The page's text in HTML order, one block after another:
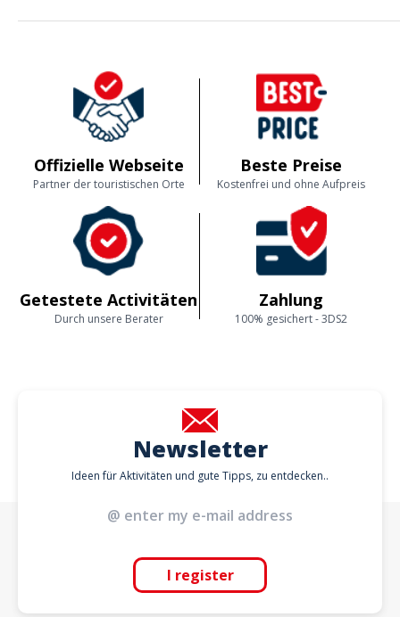
viele Informationen übert der Thema geteilt in eine lüstige Modaliteit.
Offizielle Webseite
Partner der touristischen Orte
Beste Preise
Kostenfrei und ohne Aufpreis
Getestete Activitäten
Durch unsere Berater
Zahlung
100% gesichert - 3DS2
Newsletter
Ideen für Aktivitäten und gute Tipps, zu entdecken..
I register